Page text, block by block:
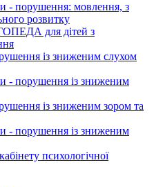
- порушення: мовлення, з
розвитку
для дітей з
із зниженим слухом
- порушення із зниженим
із зниженим зором та
- порушення із зниженим
психологічної